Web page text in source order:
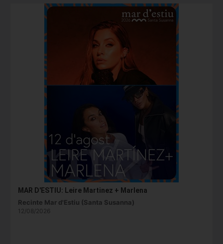
MAR D'ESTIU: Leire Martinez + Marlena
Recinte Mar d'Estiu (Santa Susanna)
12/08/2026